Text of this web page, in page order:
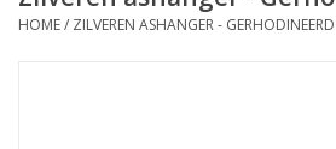
Occasions
HOME/ ZILVEREN ASHANGER -